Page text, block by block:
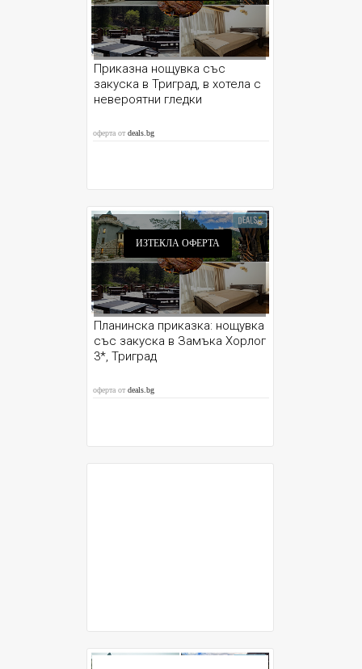
Приказна нощувка със
закуска в Триград, в хотела с
невероятни гледки
оферта отdeals.bg
ИЗТЕКЛА ОФЕРТА
Планинска приказка: нощувка
със закуска в Замъка Хорлог
3*, Триград
оферта отdeals.bg